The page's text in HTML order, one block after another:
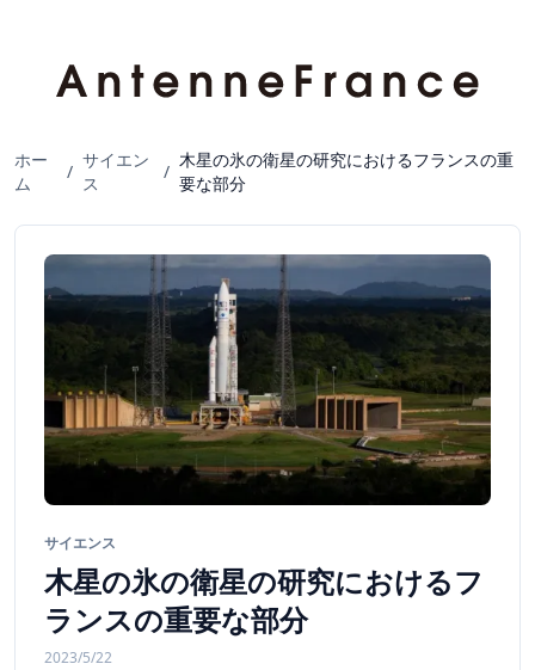
ホー
ム
/
サイエン
ス
/
木星の氷の衛星の研究におけるフランスの重
要な部分
サイエンス
木星の氷の衛星の研究におけるフ
ランスの重要な部分
2023/5/22